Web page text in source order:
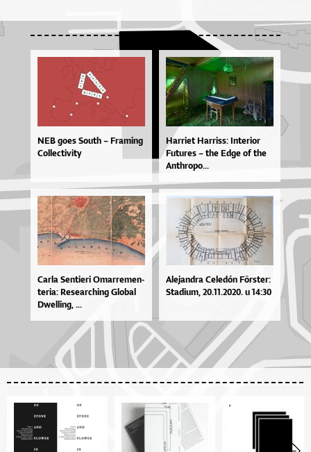
NEB goes South – Framing
Collectivity
Har­ri­et Har­ris­s: In­te­ri­or
Fu­tu­res – the Ed­ge of the
An­thro­po...
Car­la Sen­ti­e­ri Omar­re­men­
te­ri­a: Re­se­ar­chi­ng Glo­bal
Dwel­li­ng, ...
Ale­jan­dra Ce­le­dón Förste­r:
Sta­di­um, 20.11.2020. u 14:30